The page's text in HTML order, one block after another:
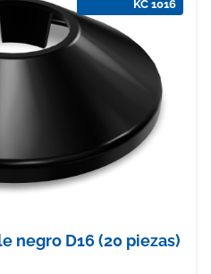
KC 1016
negro D16 (20 piezas)